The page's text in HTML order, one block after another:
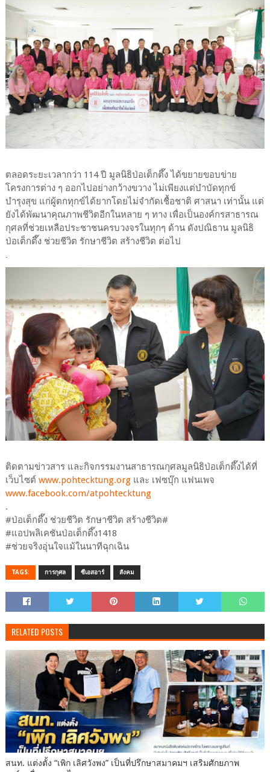
ตลอดระยะเวลากว่า 114 ปี มูลนิธิป่อเต็กตึ๊ง ได้ขยายขอบข่าย
โครงการต่าง ๆ ออกไปอย่างกว้างขวาง ไม่เพียงแต่บำบัดทุกข์
บำรุงสุข แก่ผู้ตกทุกข์ได้ยากโดยไม่จำกัดเชื้อชาติ ศาสนา เท่านั้น แต่
ยังได้พัฒนาคุณภาพชีวิตอีกในหลาย ๆ ทาง เพื่อเป็นองค์กรสาธารณ
กุศลที่ช่วยเหลือประชาชนครบวงจรในทุกๆ ด้าน ดังปณิธาน มูลนิธิ
ป่อเต็กตึ๊ง ช่วยชีวิต รักษาชีวิต สร้างชีวิต ต่อไป
ติดตามข่าวสาร และกิจกรรมงานสาธารณกุศลมูลนิธิป่อเต็กตึ๊งได้ที่
เว็บไซต์ www.pohtecktung.orgและ เฟซบุ๊ก แฟนเพจ
www.facebook.com/atpohtecktung
.
#ป่อเต็กตึ๊ง ช่วยชีวิต รักษาชีวิต สร้างชีวิต#
#แอปพลิเคชันป่อเต็กตึ๊ง1418
#ช่วยจริงอุ่นใจแม้ในนาทีฉุกเฉิน
TAGS: การกุศล ซีเอสอาร์ สังคม
RELATED POSTS
สนท. แต่งตั้ง “เพิก เลิศวังพง” เป็นที่ปรึกษาสมาคมฯ เสริมศักยภาพ